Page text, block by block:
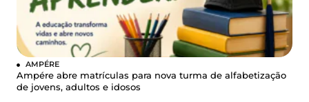
AMPÉRE
Ampére abre matrículas para nova turma de alfabetização
de jovens, adultos e idosos